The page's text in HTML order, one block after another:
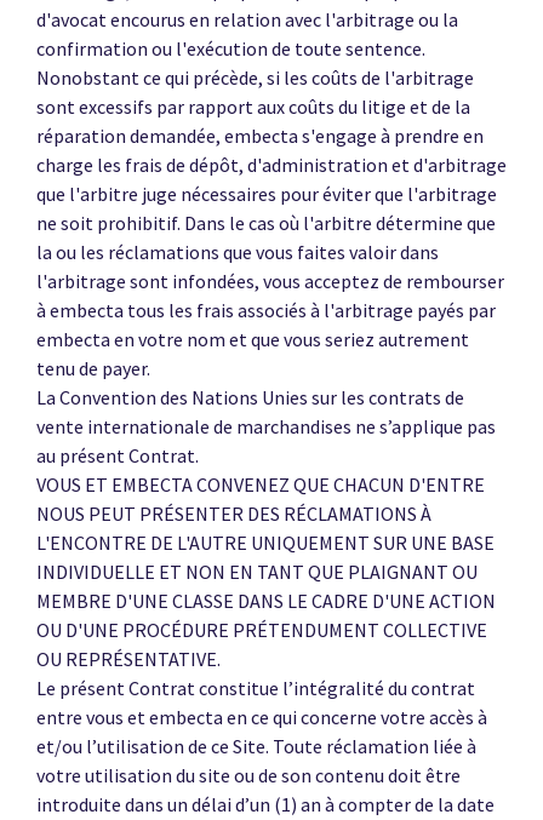
d'avocat encourus en relation avec l'arbitrage ou la
confirmation ou l'exécution de toute sentence.
Nonobstant ce qui précède, si les coûts de l'arbitrage
sont excessifs par rapport aux coûts du litige et de la
réparation demandée, embecta s'engage à prendre en
charge les frais de dépôt, d'administration et d'arbitrage
que l'arbitre juge nécessaires pour éviter que l'arbitrage
ne soit prohibitif. Dans le cas où l'arbitre détermine que
la ou les réclamations que vous faites valoir dans
l'arbitrage sont infondées, vous acceptez de rembourser
à embecta tous les frais associés à l'arbitrage payés par
embecta en votre nom et que vous seriez autrement
tenu de payer.
La Convention des Nations Unies sur les contrats de
vente internationale de marchandises ne s’applique pas
au présent Contrat.
VOUS ET EMBECTA CONVENEZ QUE CHACUN D'ENTRE
NOUS PEUT PRÉSENTER DES RÉCLAMATIONS À
L'ENCONTRE DE L'AUTRE UNIQUEMENT SUR UNE BASE
INDIVIDUELLE ET NON EN TANT QUE PLAIGNANT OU
MEMBRE D'UNE CLASSE DANS LE CADRE D'UNE ACTION
OU D'UNE PROCÉDURE PRÉTENDUMENT COLLECTIVE
OU REPRÉSENTATIVE.
Le présent Contrat constitue l’intégralité du contrat
entre vous et embecta en ce qui concerne votre accès à
et/ou l’utilisation de ce Site. Toute réclamation liée à
votre utilisation du site ou de son contenu doit être
introduite dans un délai d’un (1) an à compter de la date